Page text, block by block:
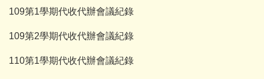
109第1學期代收代辦會議紀錄
109第2學期代收代辦會議紀錄
110第1學期代收代辦會議紀錄